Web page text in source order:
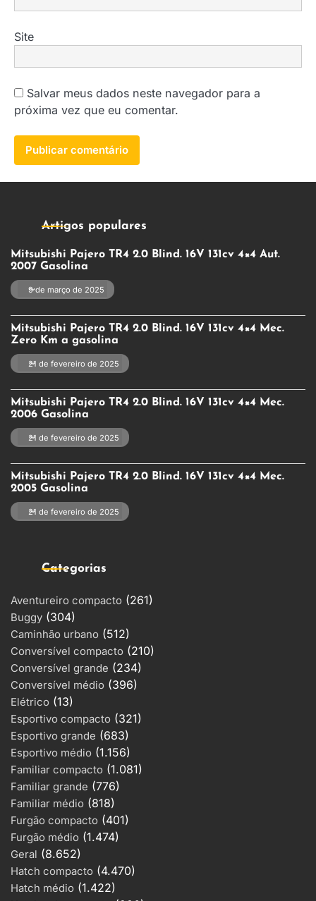
Site
Salvar meus dados neste navegador para a
próxima vez que eu comentar.
Artigos populares
Mitsubishi Pajero TR4 2.0 Blind. 16V 131cv 4×4 Aut.
2007 Gasolina
9 de março de 2025
Mitsubishi Pajero TR4 2.0 Blind. 16V 131cv 4×4 Mec.
Zero Km a gasolina
21 de fevereiro de 2025
Mitsubishi Pajero TR4 2.0 Blind. 16V 131cv 4×4 Mec.
2006 Gasolina
21 de fevereiro de 2025
Mitsubishi Pajero TR4 2.0 Blind. 16V 131cv 4×4 Mec.
2005 Gasolina
21 de fevereiro de 2025
Categorias
Aventureiro compacto (261)
Buggy (304)
Caminhão urbano (512)
Conversível compacto (210)
Conversível grande (234)
Conversível médio (396)
Elétrico (13)
Esportivo compacto (321)
Esportivo grande (683)
Esportivo médio (1.156)
Familiar compacto (1.081)
Familiar grande (776)
Familiar médio (818)
Furgão compacto (401)
Furgão médio (1.474)
Geral (8.652)
Hatch compacto (4.470)
Hatch médio (1.422)